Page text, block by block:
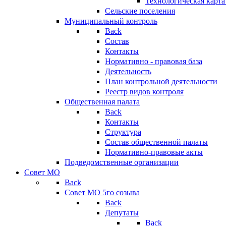
Сельские поселения
Муниципальный контроль
Back
Состав
Контакты
Нормативно - правовая база
Деятельность
План контрольной деятельности
Реестр видов контроля
Общественная палата
Back
Контакты
Структура
Состав общественной палаты
Нормативно-правовые акты
Подведомственные организации
Совет МО
Back
Совет МО 5го созыва
Back
Депутаты
Back